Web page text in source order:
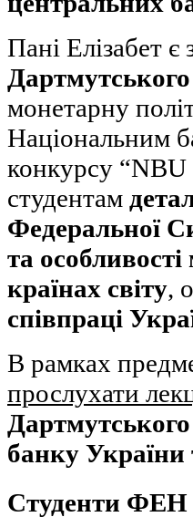
Пані Елізабет
монетарну
Національним
конкурсу
студентам
Федеральної
та
країнах світу,
співпраці
В рамках
прослухати
банку України
Студенти ФЕН